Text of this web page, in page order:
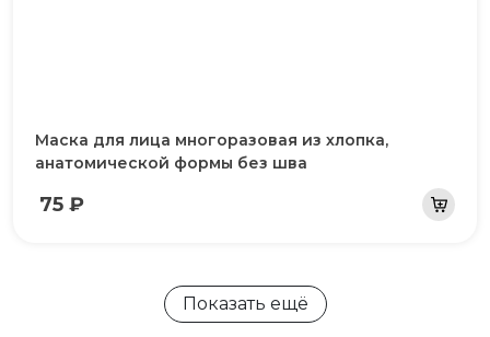
Маска для лица многоразовая из хлопка,
анатомической формы без шва
75 ₽
Показать ещё